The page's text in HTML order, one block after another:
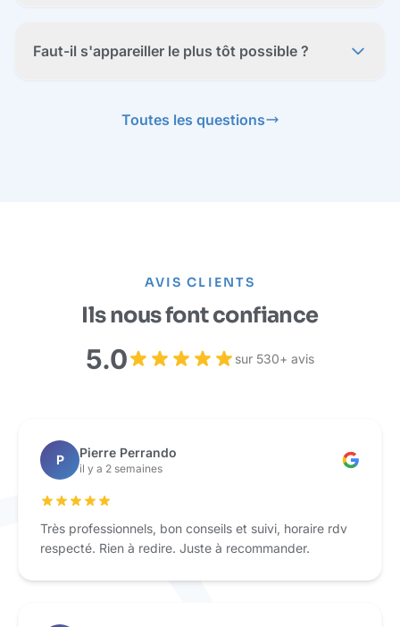
Faut-il s'appareiller le plus tôt possible ?
Toutes les questions
AVIS CLIENTS
Ils nous font confiance
5.0 sur 530+ avis
P Pierre Perrando
il y a 2 semaines
Très professionnels, bon conseils et suivi, horaire rdv
respecté. Rien à redire. Juste à recommander.